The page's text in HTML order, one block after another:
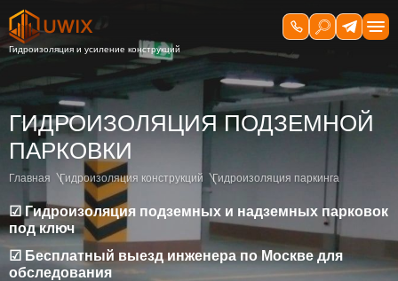
ГИДРОИЗОЛЯЦИЯ ПОДЗЕМНОЙ
ПАРКОВКИ
Главная Гидроизоляция конструкций Гидроизоляция паркинга
☑ Гидроизоляция подземных и надземных парковок
под ключ
☑ Бесплатный выезд инженера по Москве для
обследования